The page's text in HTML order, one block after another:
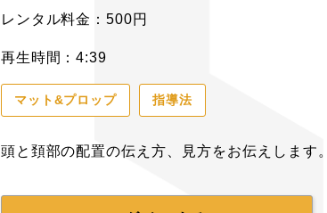
レンタル料金：500円
再生時間：4:39
マット&プロップ 指導法
頭と頚部の配置の伝え方、見方をお伝えします。